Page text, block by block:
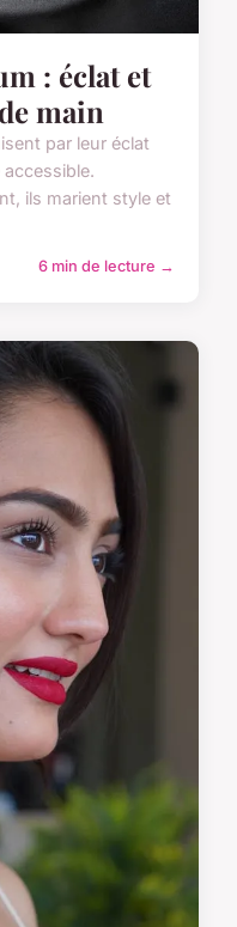
: éclat et
main
par leur éclat
ils marient style et
6 min de lecture →